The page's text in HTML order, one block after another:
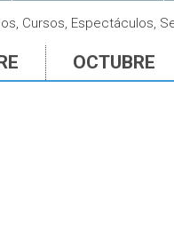
Cursos, Espectáculos,
OCTUBRE